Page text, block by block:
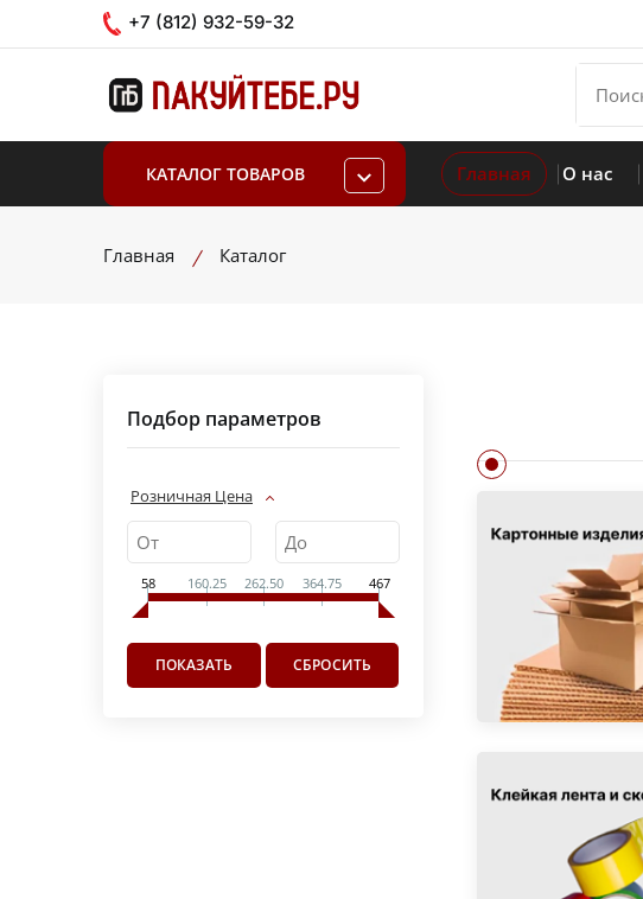
+7 (812) 932-59-32
КАТАЛОГ ТОВАРОВ Главная О нас
Главная Каталог
Подбор параметров
Розничная Цена
58 160.25 262.50 364.75 467